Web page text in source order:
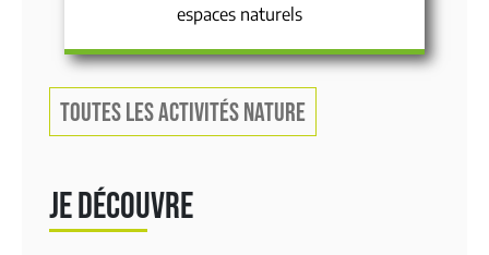
espaces naturels
TOUTES LES ACTIVITÉS NATURE
JE DÉCOUVRE